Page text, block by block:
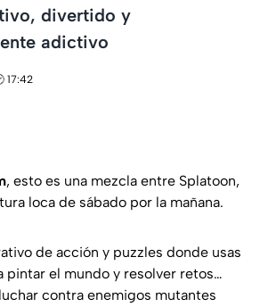
divertido y
adictivo
17:42
, esto es una mezcla entre Splatoon,
loca de sábado por la mañana.
de acción y puzzles donde usas
pintar el mundo y resolver retos…
contra enemigos mutantes